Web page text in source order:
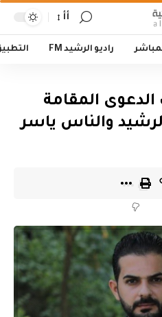
أأ
راديو الرشيد FM
المقامة
والناس ياسر